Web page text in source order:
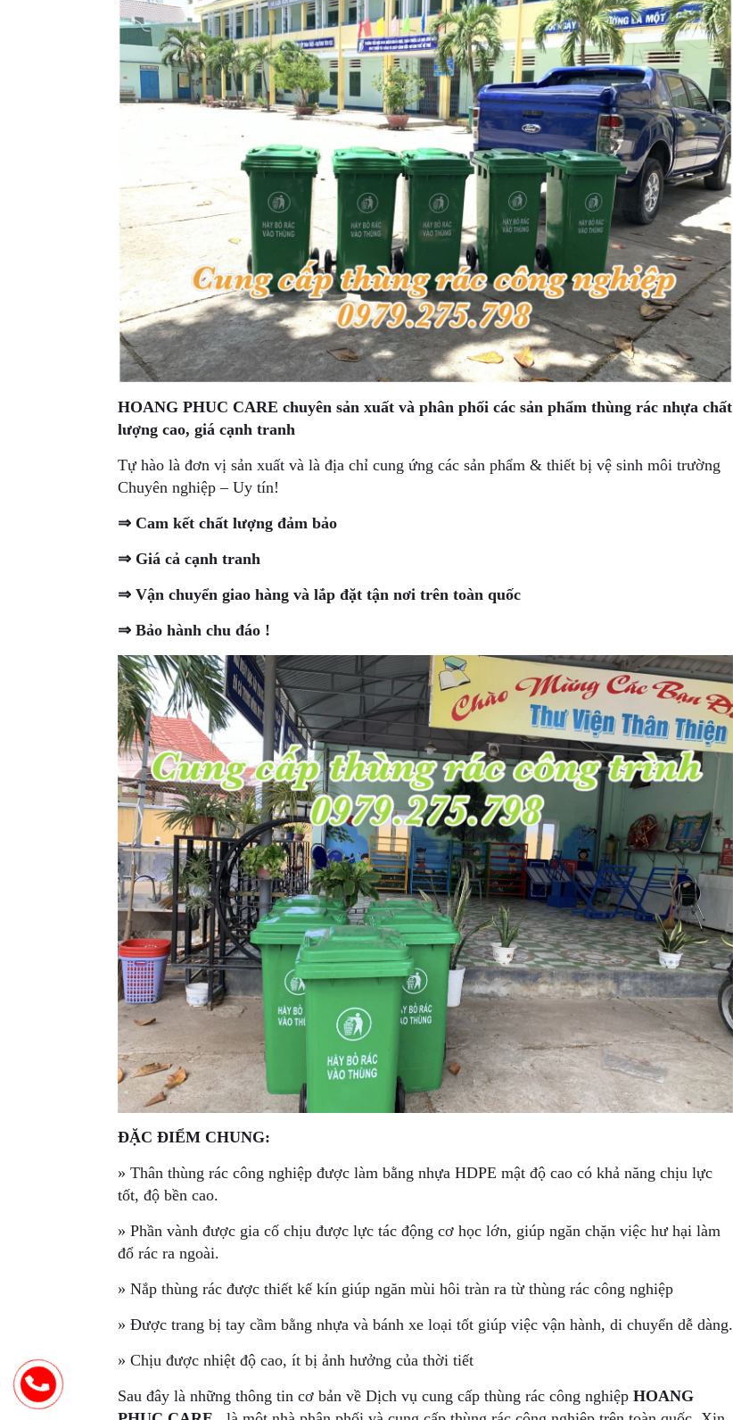
HOANG PHUC CARE chuyên sản xuất và phân phối các sản phẩm thùng rác nhựa chất
lượng cao, giá cạnh tranh
Tự hào là đơn vị sản xuất và là địa chỉ cung ứng các sản phẩm & thiết bị vệ sinh môi trường
Chuyên nghiệp – Uy tín!
⇒ Cam kết chất lượng đảm bảo
⇒ Giá cả cạnh tranh
⇒ Vận chuyển giao hàng và lắp đặt tận nơi trên toàn quốc
⇒ Bảo hành chu đáo !
ĐẶC ĐIỂM CHUNG:
» Thân thùng rác công nghiệp được làm bằng nhựa HDPE mật độ cao có khả năng chịu lực
tốt, độ bền cao.
» Phần vành được gia cố chịu được lực tác động cơ học lớn, giúp ngăn chặn việc hư hại làm
đổ rác ra ngoài.
» Nắp thùng rác được thiết kế kín giúp ngăn mùi hôi tràn ra từ thùng rác công nghiệp
» Được trang bị tay cầm bằng nhựa và bánh xe loại tốt giúp việc vận hành, di chuyển dễ dàng.
» Chịu được nhiệt độ cao, ít bị ảnh hưởng của thời tiết
Sau đây là những thông tin cơ bản về Dịch vụ cung cấp thùng rác công nghiệp HOANG